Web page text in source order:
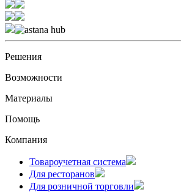
Решения
Возможности
Материалы
Помощь
Компания
Товароучетная система
Для ресторанов
Для розничной торговли